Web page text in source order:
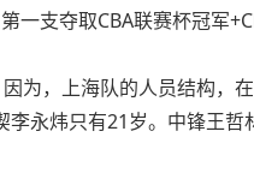
一支夺取CBA联赛杯冠军
为，上海队的人员结构，
永炜只有21岁。中锋王